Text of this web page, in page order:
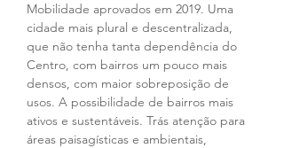
Mobilidade aprovados em 2019. Uma
cidade mais plural e descentralizada,
que não tenha tanta dependência do
Centro, com bairros um pouco mais
densos, com maior sobreposição de
usos. A possibilidade de bairros mais
ativos e sustentáveis. Trás atenção para
áreas paisagísticas e ambientais,